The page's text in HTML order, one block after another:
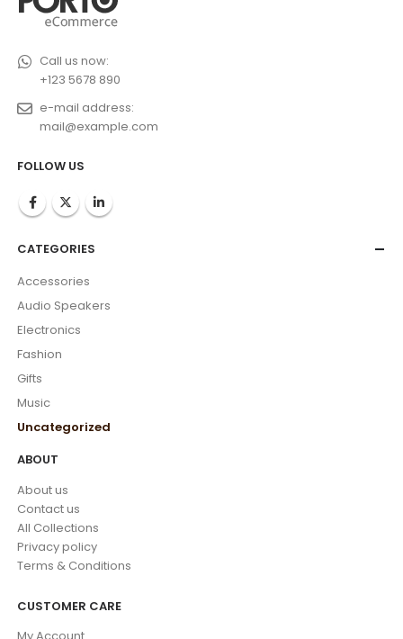
Call us now:
+123 5678 890
e-mail address:
mail@example.com
FOLLOW US
CATEGORIES
Accessories
Audio Speakers
Electronics
Fashion
Gifts
Music
Uncategorized
ABOUT
About us
Contact us
All Collections
Privacy policy
Terms & Conditions
CUSTOMER CARE